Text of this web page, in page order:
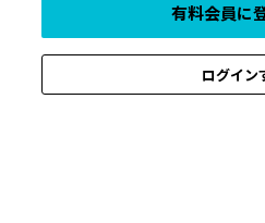
有料会員に
ログイン